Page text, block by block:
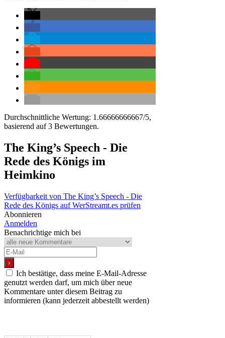
Durchschnittliche Wertung: 1.66666666667/5,
basierend auf3 Bewertungen.
The King’s Speech - Die
Rede des Königs im
Heimkino
Verfügbarkeit von The King’s Speech - Die
Rede des Königs auf WerStreamt.es prüfen
Abonnieren
Anmelden
Benachrichtige mich bei
Ich bestätige, dass meine E-Mail-Adresse
genutzt werden darf, um mich über neue
Kommentare unter diesem Beitrag zu
informieren (kann jederzeit abbestellt werden)